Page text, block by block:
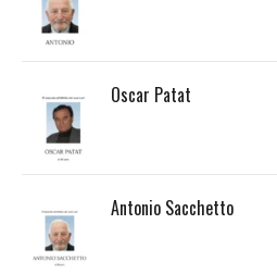
Oscar Patat
Antonio Sacchetto